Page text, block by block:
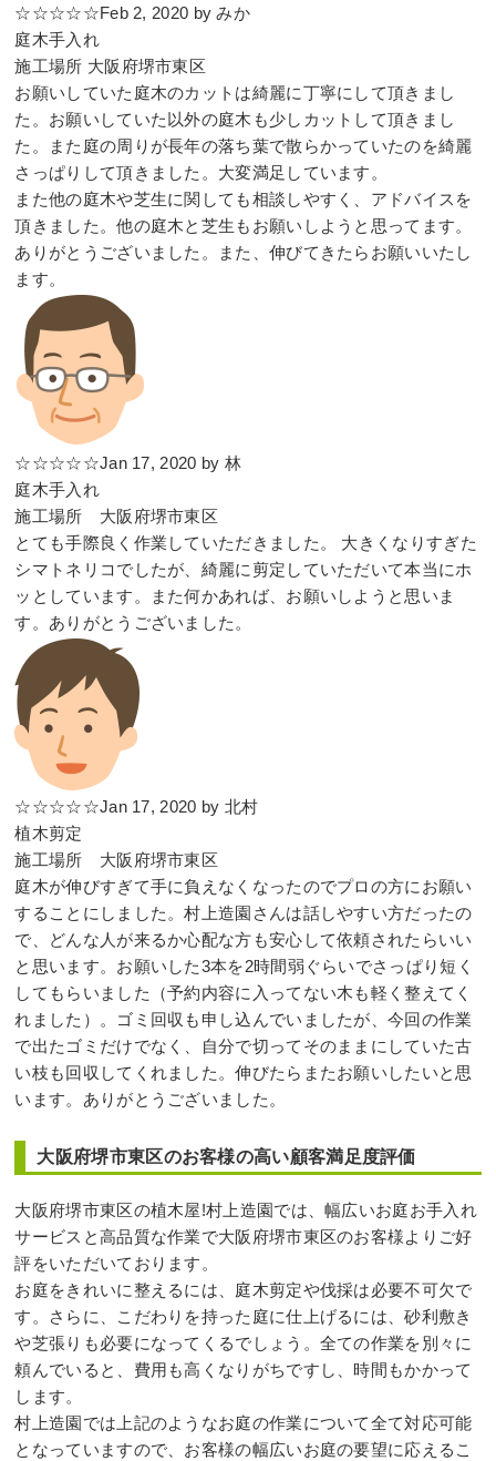
☆☆☆☆☆Feb 2, 2020 by みか
庭木手入れ
施工場所 大阪府堺市東区
お願いしていた庭木のカットは綺麗に丁寧にして頂きまし
た。お願いしていた以外の庭木も少しカットして頂きまし
た。また庭の周りが長年の落ち葉で散らかっていたのを綺麗
さっぱりして頂きました。大変満足しています。
また他の庭木や芝生に関しても相談しやすく、アドバイスを
頂きました。他の庭木と芝生もお願いしようと思ってます。
ありがとうございました。また、伸びてきたらお願いいたし
ます。
☆☆☆☆☆Jan 17, 2020 by 林
庭木手入れ
施工場所 大阪府堺市東区
とても手際良く作業していただきました。 大きくなりすぎた
シマトネリコでしたが、綺麗に剪定していただいて本当にホ
ッとしています。また何かあれば、お願いしようと思いま
す。ありがとうございました。
☆☆☆☆☆Jan 17, 2020 by 北村
植木剪定
施工場所 大阪府堺市東区
庭木が伸びすぎて手に負えなくなったのでプロの方にお願い
することにしました。村上造園さんは話しやすい方だったの
で、どんな人が来るか心配な方も安心して依頼されたらいい
と思います。お願いした3本を2時間弱ぐらいでさっぱり短く
してもらいました（予約内容に入ってない木も軽く整えてく
れました）。ゴミ回収も申し込んでいましたが、今回の作業
で出たゴミだけでなく、自分で切ってそのままにしていた古
い枝も回収してくれました。伸びたらまたお願いしたいと思
います。ありがとうございました。
大阪府堺市東区のお客様の高い顧客満足度評価
大阪府堺市東区の植木屋!村上造園では、幅広いお庭お手入れ
サービスと高品質な作業で大阪府堺市東区のお客様よりご好
評をいただいております。
お庭をきれいに整えるには、庭木剪定や伐採は必要不可欠で
す。さらに、こだわりを持った庭に仕上げるには、砂利敷き
や芝張りも必要になってくるでしょう。全ての作業を別々に
頼んでいると、費用も高くなりがちですし、時間もかかって
します。
村上造園では上記のようなお庭の作業について全て対応可能
となっていますので、お客様の幅広いお庭の要望に応えるこ